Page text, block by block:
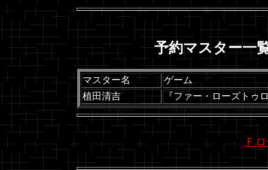
予約マスター一
マスター名
ゲーム
植田清吉
『ファー・ローズトゥ
Ｆ